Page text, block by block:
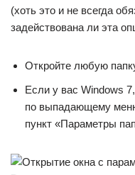
(хоть это и не всегда
задействована ли эта
Откройте любую
Если у вас Windows
по выпадающему
пункт «Параметры